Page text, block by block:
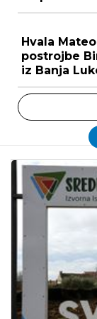
Hvala
postrojbe
iz Banja